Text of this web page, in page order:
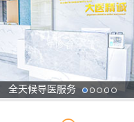
全天候导医服务